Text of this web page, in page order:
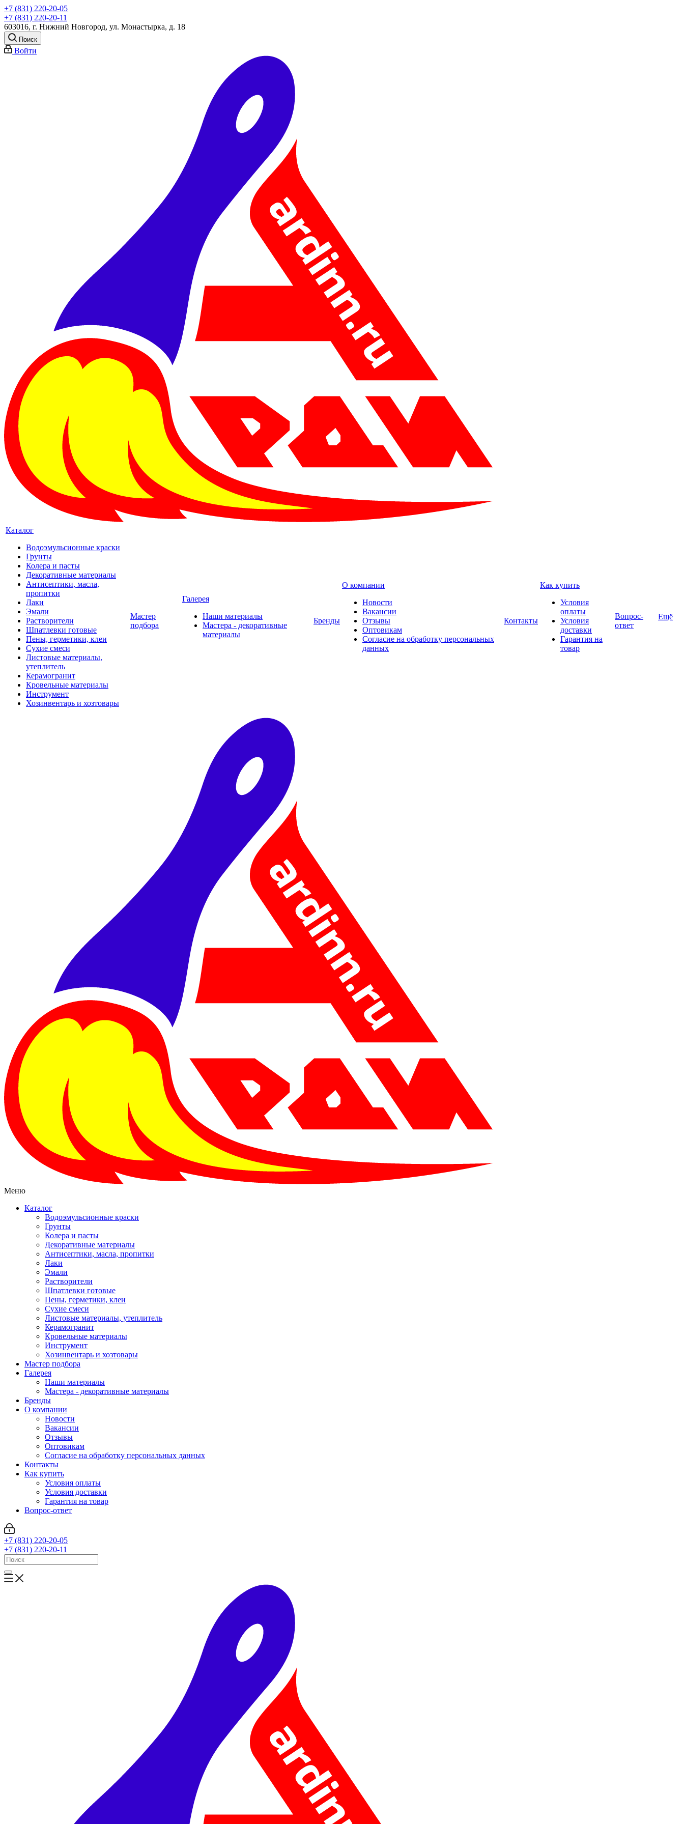
+7 (831) 220-20-05
+7 (831) 220-20-11
603016, г. Нижний Новгород, ул. Монастырка, д. 18
Поиск
Войти
Каталог
Водоэмульсионные краски
Грунты
Колера и пасты
Декоративные материалы
Антисептики, масла,
пропитки
Лаки
Эмали
Растворители
Шпатлевки готовые
Пены, герметики, клеи
Сухие смеси
Листовые материалы,
утеплитель
Керамогранит
Кровельные материалы
Инструмент
Хозинвентарь и хозтовары
Мастер
подбора
Галерея
Наши материалы
Мастера - декоративные
материалы
Бренды
О компании
Новости
Вакансии
Отзывы
Оптовикам
Cогласие на обработку персональных
данных
Контакты
Как купить
Условия
оплаты
Условия
доставки
Гарантия на
товар
Вопрос-
ответ
Ещё
Меню
Каталог
Водоэмульсионные краски
Грунты
Колера и пасты
Декоративные материалы
Антисептики, масла, пропитки
Лаки
Эмали
Растворители
Шпатлевки готовые
Пены, герметики, клеи
Сухие смеси
Листовые материалы, утеплитель
Керамогранит
Кровельные материалы
Инструмент
Хозинвентарь и хозтовары
Мастер подбора
Галерея
Наши материалы
Мастера - декоративные материалы
Бренды
О компании
Новости
Вакансии
Отзывы
Оптовикам
Cогласие на обработку персональных данных
Контакты
Как купить
Условия оплаты
Условия доставки
Гарантия на товар
Вопрос-ответ
+7 (831) 220-20-05
+7 (831) 220-20-11